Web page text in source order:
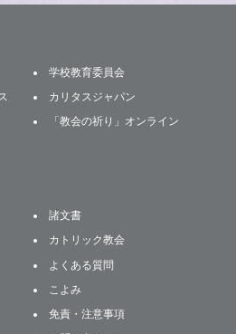
学校教育委員会
カリタスジャパン
「教会の祈り」オンライン
諸文書
カトリック教会
よくある質問
こよみ
免責・注意事項